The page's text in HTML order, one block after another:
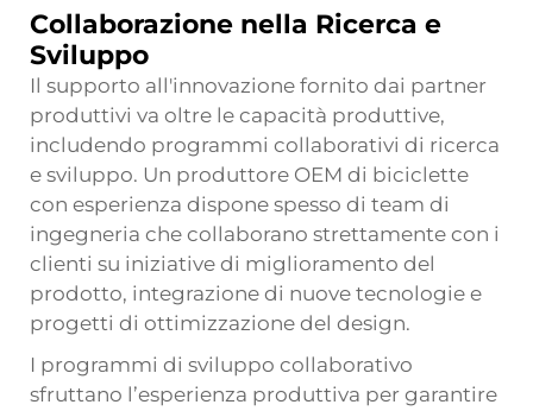
Collaborazione nella Ricerca e
Sviluppo
Il supporto all'innovazione fornito dai partner
produttivi va oltre le capacità produttive,
includendo programmi collaborativi di ricerca
e sviluppo. Un produttore OEM di biciclette
con esperienza dispone spesso di team di
ingegneria che collaborano strettamente con i
clienti su iniziative di miglioramento del
prodotto, integrazione di nuove tecnologie e
progetti di ottimizzazione del design.
I programmi di sviluppo collaborativo
sfruttano l’esperienza produttiva per garantire